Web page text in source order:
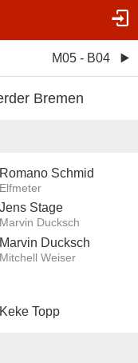
M05 - B04
Bremen
Romano Schmid
Elfmeter
Jens Stage
Marvin Ducksch
Marvin Ducksch
Mitchell Weiser
Keke Topp